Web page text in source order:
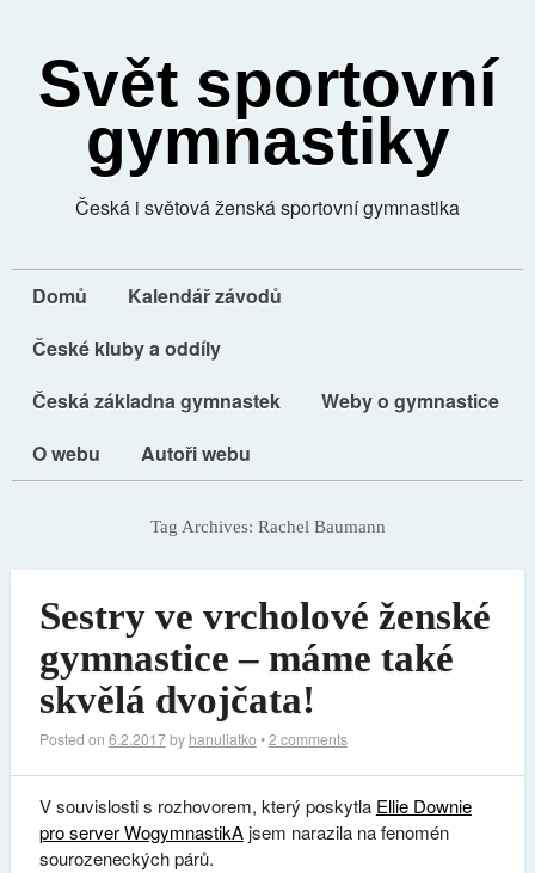
Svět sportovní
gymnastiky
Česká i světová ženská sportovní gymnastika
Domů
Kalendář závodů
České kluby a oddíly
Česká základna gymnastek
Weby o gymnastice
O webu
Autoři webu
Tag Archives: Rachel Baumann
Sestry ve vrcholové ženské
gymnastice – máme také
skvělá dvojčata!
Posted on 6.2.2017by hanuliatko •2 comments
V souvislosti s rozhovorem, který poskytla Ellie Downie
pro server WogymnastikAjsem narazila na fenomén
sourozeneckých párů.